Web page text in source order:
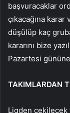
başvuracaklar
çıkacağına
düşülüp kaç
kararını bize
Pazartesi
TAKIMLARDAN
Ligden çekilecek